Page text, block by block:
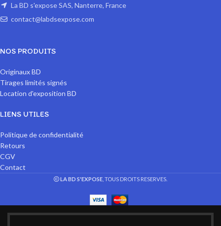
La BD s'expose SAS, Nanterre, France
contact@labdsexpose.com
NOS PRODUITS
Originaux BD
Tirages limités signés
Location d'exposition BD
LIENS UTILES
Politique de confidentialité
Retours
CGV
Contact
LA BD S'EXPOSE , TOUS DROITS RESERVES.